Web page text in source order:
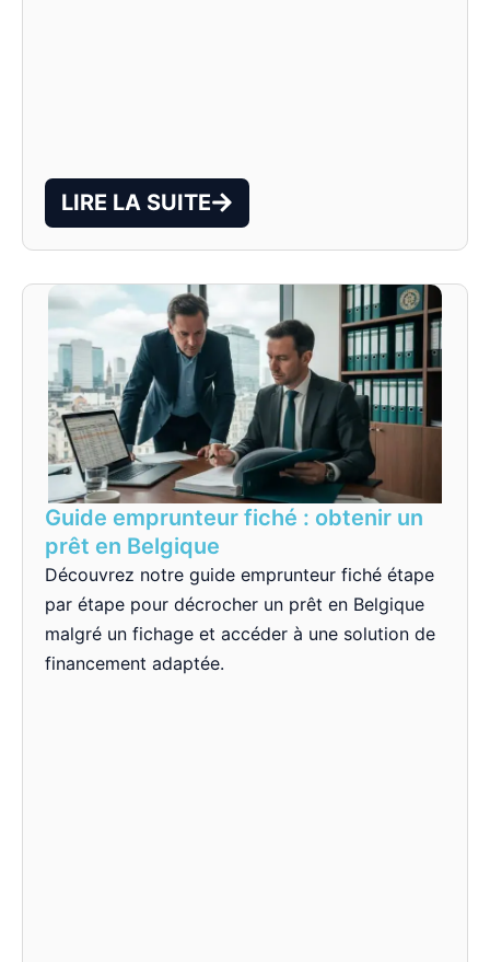
LIRE LA SUITE
Guide emprunteur fiché : obtenir un
prêt en Belgique
Découvrez notre guide emprunteur fiché étape
par étape pour décrocher un prêt en Belgique
malgré un fichage et accéder à une solution de
financement adaptée.